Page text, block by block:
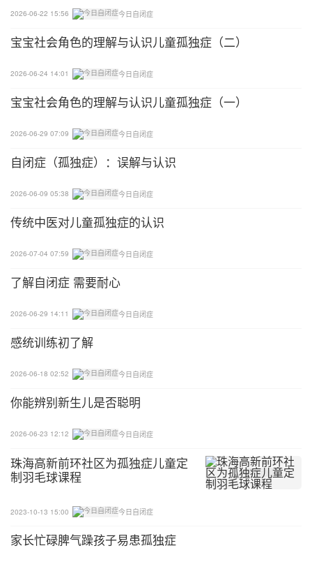
2026-06-22 15:56 今日自闭症
宝宝社会角色的理解与认识儿童孤独症（二）
2026-06-24 14:01 今日自闭症
宝宝社会角色的理解与认识儿童孤独症（一）
2026-06-29 07:09 今日自闭症
自闭症（孤独症）：误解与认识
2026-06-09 05:38 今日自闭症
传统中医对儿童孤独症的认识
2026-07-04 07:59 今日自闭症
了解自闭症 需要耐心
2026-06-29 14:11 今日自闭症
感统训练初了解
2026-06-18 02:52 今日自闭症
你能辨别新生儿是否聪明
2026-06-23 12:12 今日自闭症
珠海高新前环社区为孤独症儿童定
制羽毛球课程
2023-10-13 15:00 今日自闭症
家长忙碌脾气躁孩子易患孤独症